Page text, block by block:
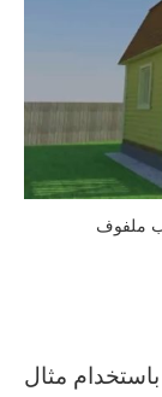
مثال